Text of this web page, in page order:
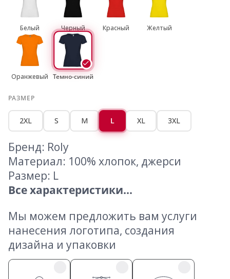
Белый Черный Красный Желтый
Оранжевый Темно-синий
РАЗМЕР
2XL S M L XL 3XL
Бренд: Roly
Материал: 100% хлопок, джерси
Размер: L
Все характеристики...
Мы можем предложить вам услуги
нанесения логотипа, создания
дизайна и упаковки